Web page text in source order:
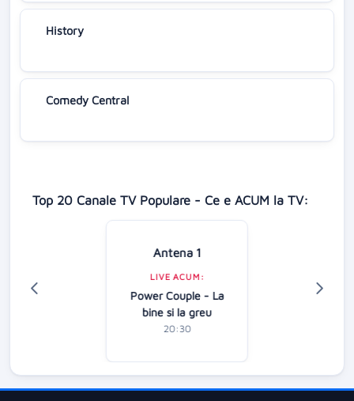
History
Comedy Central
Top 20 Canale TV Populare - Ce e ACUM la TV:
Antena 1
LIVE ACUM:
Power Couple - La
bine si la greu
20:30